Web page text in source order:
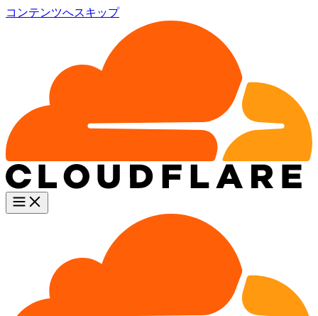
コンテンツへスキップ